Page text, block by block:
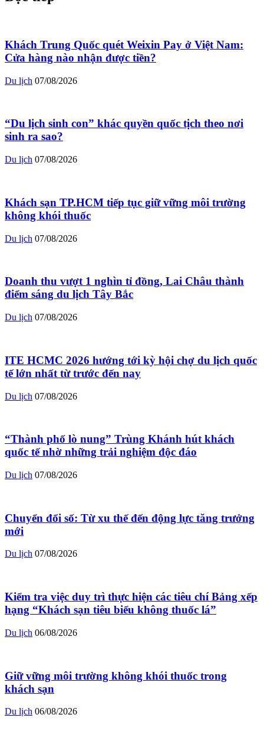
Khách Trung Quốc quét Weixin Pay ở Việt Nam:
Cửa hàng nào nhận được tiền?
Du lịch 07/08/2026
“Du lịch sinh con” khác quyền quốc tịch theo nơi
sinh ra sao?
Du lịch 07/08/2026
Khách sạn TP.HCM tiếp tục giữ vững môi trường
không khói thuốc
Du lịch 07/08/2026
Doanh thu vượt 1 nghìn tỉ đồng, Lai Châu thành
điểm sáng du lịch Tây Bắc
Du lịch 07/08/2026
ITE HCMC 2026 hướng tới kỳ hội chợ du lịch quốc
tế lớn nhất từ trước đến nay
Du lịch 07/08/2026
“Thành phố lò nung” Trùng Khánh hút khách
quốc tế nhờ những trải nghiệm độc đáo
Du lịch 07/08/2026
Chuyển đổi số: Từ xu thế đến động lực tăng trưởng
mới
Du lịch 07/08/2026
Kiểm tra việc duy trì thực hiện các tiêu chí Bảng xếp
hạng “Khách sạn tiêu biểu không thuốc lá”
Du lịch 06/08/2026
Giữ vững môi trường không khói thuốc trong
khách sạn
Du lịch 06/08/2026